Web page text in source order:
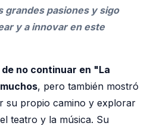
grandes pasiones y sigo
y a innovar en este
no continuar en "La
, pero también mostró
su propio camino y explorar
teatro y la música. Su